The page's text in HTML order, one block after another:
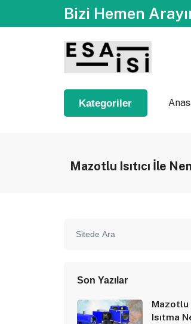
Bizi Hemen
Kategoriler
Mazotlu Isıtıcı İle
Son Yazılar
Mazotlu
Isıtma